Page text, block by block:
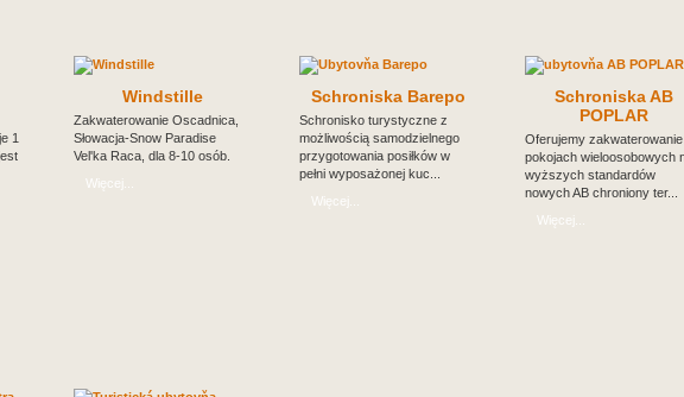
1
Windstille
Zakwaterowanie Oscadnica,
Słowacja-Snow Paradise
Vel'ka Raca, dla 8-10 osób.
Więcej...
Schroniska Barepo
Schronisko turystyczne z
możliwością samodzielnego
przygotowania posiłków w
pełni wyposażonej kuc...
Więcej...
Schroniska AB
POPLAR
Oferujemy
pokojach wieloosobowych
wyższych standardów
nowych AB chroniony ter...
Więcej...